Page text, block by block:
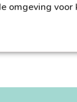
omgeving voor